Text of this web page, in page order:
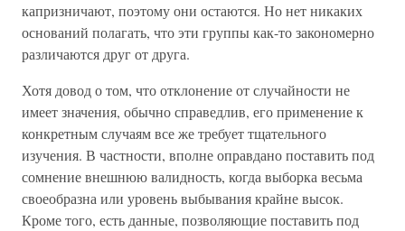
капризничают, поэтому они остаются. Но нет никаких
оснований полагать, что эти группы как-то закономерно
различаются друг от друга.
Хотя довод о том, что отклонение от случайности не
имеет значения, обычно справедлив, его применение к
конкретным случаям все же требует тщательного
изучения. В частности, вполне оправдано поставить под
сомнение внешнюю валидность, когда выборка весьма
своеобразна или уровень выбывания крайне высок.
Кроме того, есть данные, позволяющие поставить под